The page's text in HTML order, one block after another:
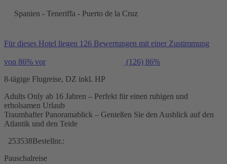
Spanien - Teneriffa - Puerto de la Cruz
Für dieses Hotel liegen 126 Bewertungen mit einer Zustimmung
von 86% vor (126) 86%
8-tägige Flugreise, DZ inkl. HP
Adults Only ab 16 Jahren – Perfekt für einen ruhigen und
erholsamen Urlaub
Traumhafter Panoramablick – Genießen Sie den Ausblick auf den
Atlantik und den Teide
253538Bestellnr.:
Pauschalreise